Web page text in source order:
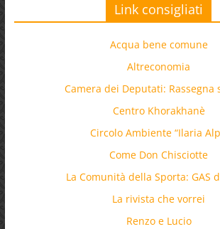
Link consigliati
Acqua bene comune
Altreconomia
Camera dei Deputati: Rassegna
Centro Khorakhanè
Circolo Ambiente “Ilaria
Come Don Chisciotte
La Comunità della Sporta: GAS
La rivista che vorrei
Renzo e Lucio